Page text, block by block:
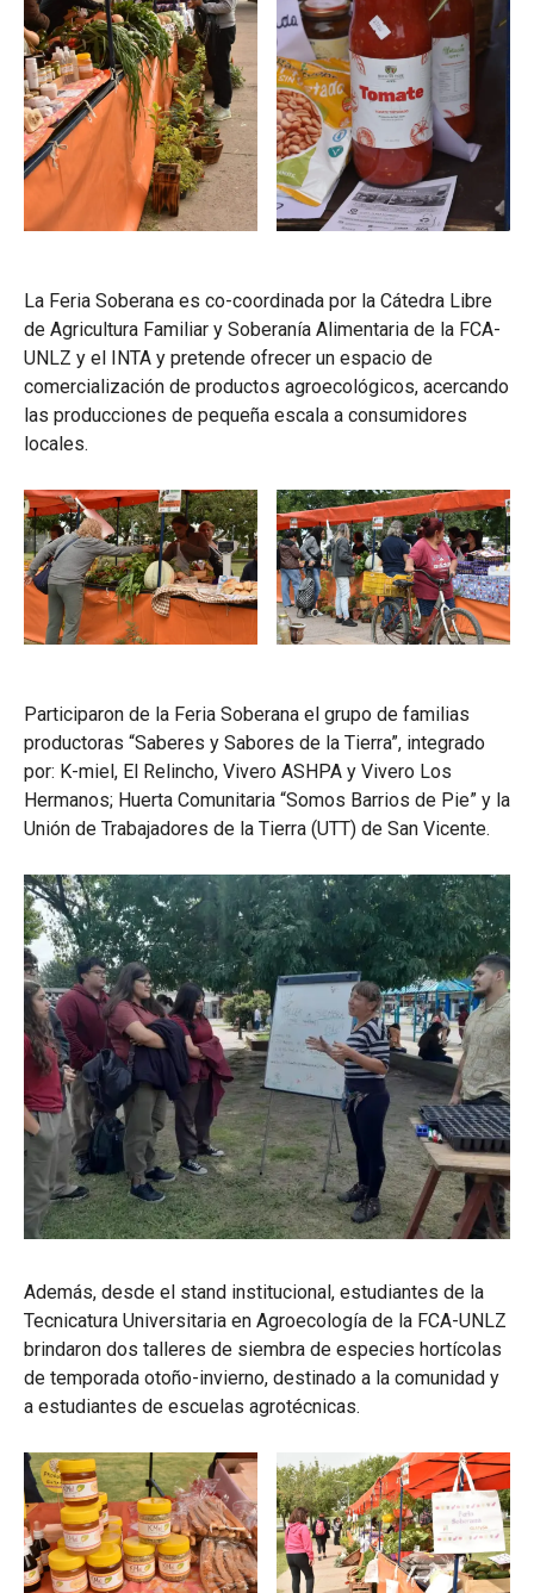
La Feria Soberana es co-coordinada por la Cátedra Libre
de Agricultura Familiar y Soberanía Alimentaria de la FCA-
UNLZ y el INTA y pretende ofrecer un espacio de
comercialización de productos agroecológicos, acercando
las producciones de pequeña escala a consumidores
locales.
Participaron de la Feria Soberana el grupo de familias
productoras “Saberes y Sabores de la Tierra”, integrado
por: K-miel, El Relincho, Vivero ASHPA y Vivero Los
Hermanos; Huerta Comunitaria “Somos Barrios de Pie” y la
Unión de Trabajadores de la Tierra (UTT) de San Vicente.
Además, desde el stand institucional, estudiantes de la
Tecnicatura Universitaria en Agroecología de la FCA-UNLZ
brindaron dos talleres de siembra de especies hortícolas
de temporada otoño-invierno, destinado a la comunidad y
a estudiantes de escuelas agrotécnicas.